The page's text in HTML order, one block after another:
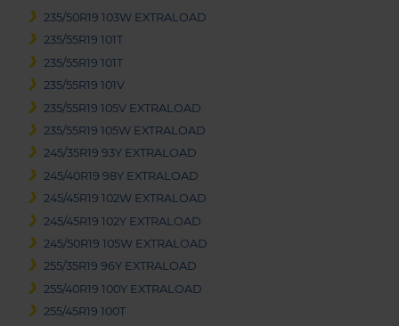
235/50R19 103W EXTRALOAD
235/55R19 101T
235/55R19 101T
235/55R19 101V
235/55R19 105V EXTRALOAD
235/55R19 105W EXTRALOAD
245/35R19 93Y EXTRALOAD
245/40R19 98Y EXTRALOAD
245/45R19 102W EXTRALOAD
245/45R19 102Y EXTRALOAD
245/50R19 105W EXTRALOAD
255/35R19 96Y EXTRALOAD
255/40R19 100Y EXTRALOAD
255/45R19 100T